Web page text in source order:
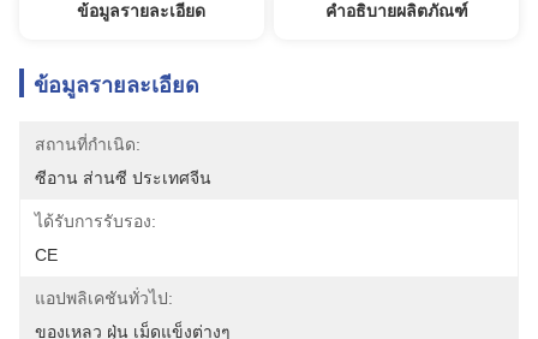
ข้อมูลรายละเอียด คำอธิบายผลิตภัณฑ์
ข้อมูลรายละเอียด
สถานที่กำเนิด:
ซีอาน ส่านซี ประเทศจีน
ได้รับการรับรอง:
CE
แอปพลิเคชันทั่วไป:
ของเหลว ฝุ่น เม็ดแข็งต่างๆ